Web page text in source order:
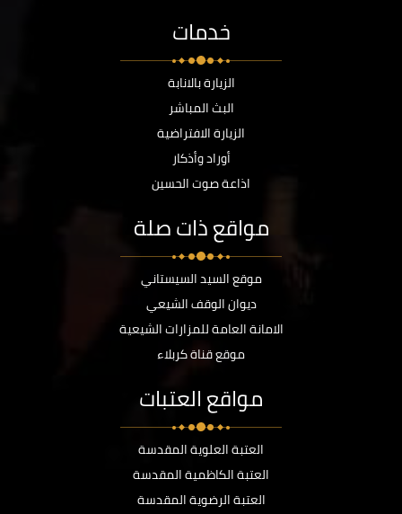
خدمات
الزيارة بالانابة
البث المباشر
الزيارة الافتراضية
أوراد وأذكار
اذاعة صوت الحسين
مواقع ذات صلة
موقع السيد السيستاني
ديوان الوقف الشيعي
الامانة العامة للمزارات الشيعية
موقع قناة كربلاء
مواقع العتبات
العتبة العلوية المقدسة
العتبة الكاظمية المقدسة
العتبة الرضوية المقدسة